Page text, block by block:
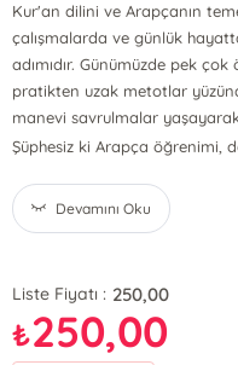
Kur'an dilini ve Arapçanın
çalışmalarda ve günlük
adımıdır. Günümüzde pek
pratikten uzak metotlar
manevi savrulmalar
Şüphesiz ki Arapça öğrenimi,
Devamını Oku
Liste Fiyatı : 250,00
₺250,00